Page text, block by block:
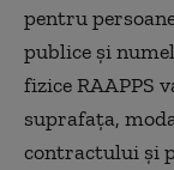
pentru
publice și
fizice RAAPPS
suprafața,
contractului și